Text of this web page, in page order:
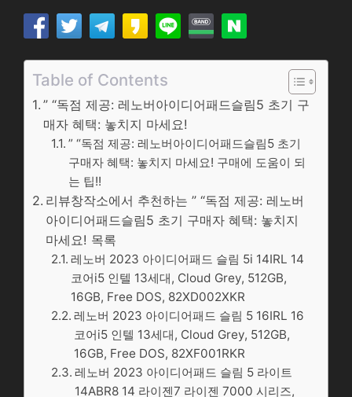
Table of Contents
” “독점 제공: 레노버아이디어패드슬림5 초기 구
매자 혜택: 놓치지 마세요!
” “독점 제공: 레노버아이디어패드슬림5 초기
구매자 혜택: 놓치지 마세요! 구매에 도움이 되
는 팁!!
리뷰창작소에서 추천하는 ” “독점 제공: 레노버
아이디어패드슬림5 초기 구매자 혜택: 놓치지
마세요! 목록
레노버 2023 아이디어패드 슬림 5i 14IRL 14
코어i5 인텔 13세대, Cloud Grey, 512GB,
16GB, Free DOS, 82XD002XKR
레노버 2023 아이디어패드 슬림 5 16IRL 16
코어i5 인텔 13세대, Cloud Grey, 512GB,
16GB, Free DOS, 82XF001RKR
레노버 2023 아이디어패드 슬림 5 라이트
14ABR8 14 라이젠7 라이젠 7000 시리즈,